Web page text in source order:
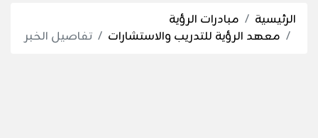
الرئيسية
مبادرات الرؤية
معهد الرؤية للتدريب والاستشارات
تفاصيل الخبر